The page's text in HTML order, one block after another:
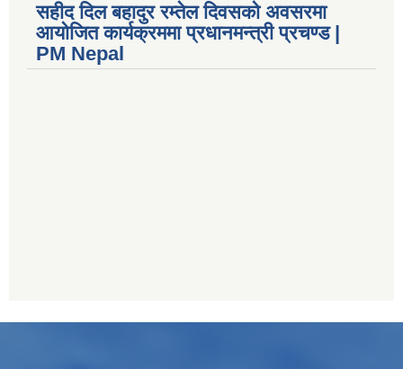
सहीद दिल बहादुर रम्तेल दिवसको अवसरमा
आयोजित कार्यक्रममा प्रधानमन्त्री प्रचण्ड |
PM Nepal